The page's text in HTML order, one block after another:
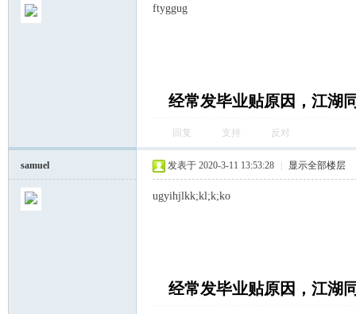
ftyggug
经常发毕业贴原因，江湖
回复 支持 反对
samuel 发表于 2020-3-11 13:53:28 显示全部楼层
ugyihjlkk;kl;k;ko
经常发毕业贴原因，江湖